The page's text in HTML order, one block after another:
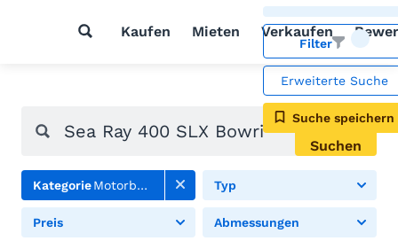
Kaufen Mieten Verkaufen
Filter
Erweiterte Suche
Suche speichern
Suchen
KategorieMotorboote Typ
Preis Abmessungen